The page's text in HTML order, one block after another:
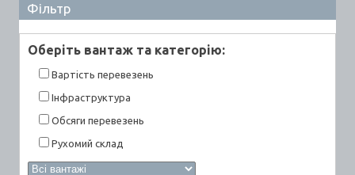
Фільтр
Оберiть вантаж та категорiю:
Вартiсть перевезень
Інфраструктура
Обсяги перевезень
Рухомий склад